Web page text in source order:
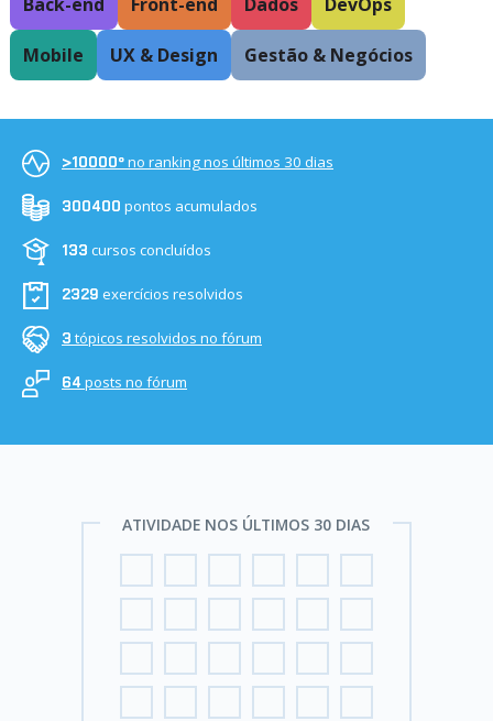
Mobile UX & Design Gestão & Negócios
>10000ºno ranking nos últimos 30 dias
300400 pontos acumulados
133 cursos concluídos
2329 exercícios resolvidos
3 tópicos resolvidos no fórum
64posts no fórum
ATIVIDADE NOS ÚLTIMOS 30 DIAS